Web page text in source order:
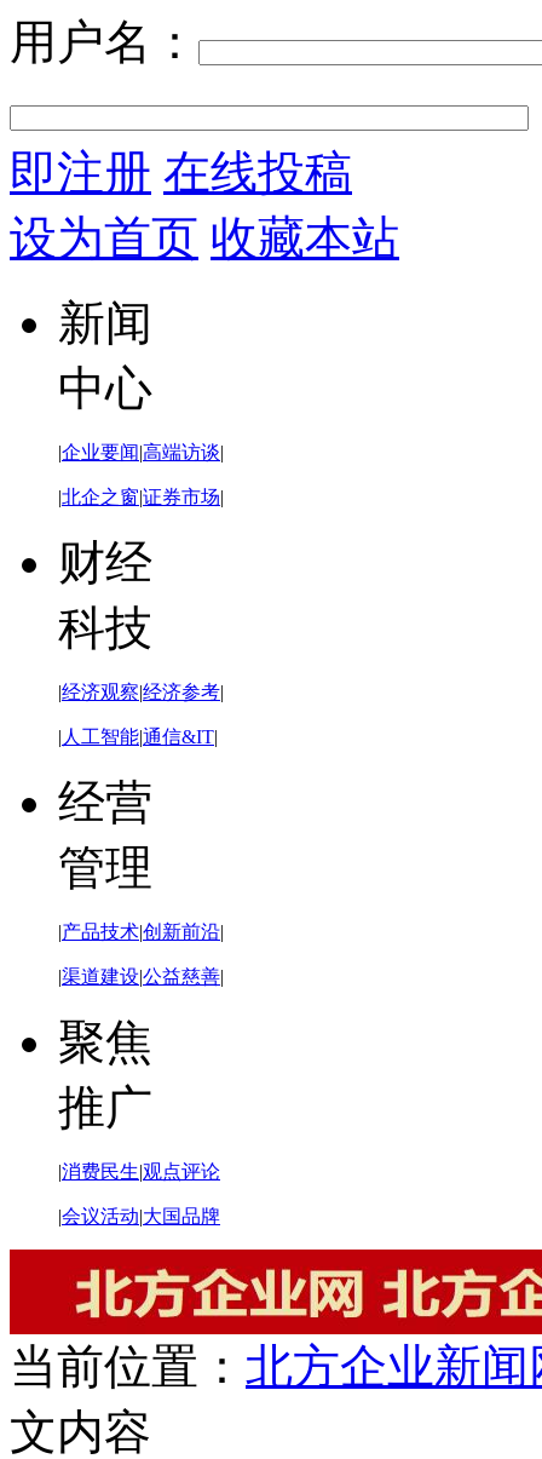
用户名：
即注册 在线投稿
设为首页 收藏本站
新闻
中心
|企业要闻|高端访谈|
|北企之窗|证券市场|
财经
科技
|经济观察|经济参考|
| 人工智能|通信&IT|
经营
管理
|产品技术|创新前沿|
|渠道建设|公益慈善|
聚焦
推广
|消费民生|观点评论
|会议活动|大国品牌
当前位置： 北方企业新闻
文内容